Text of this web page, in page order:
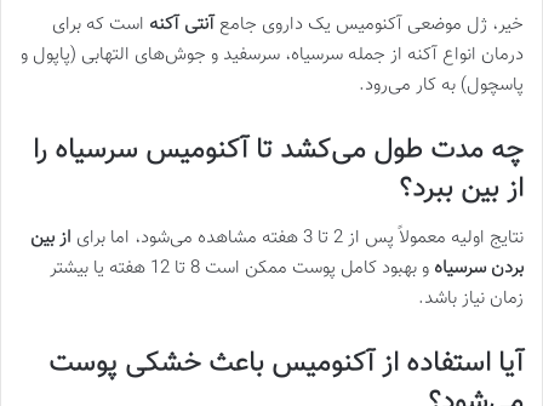
خیر، ژل موضعی آکنومیس یک داروی جامعآنتی آکنه است که برای
درمان انواع آکنه از جمله سرسیاه، سرسفید و جوش‌های التهابی (پاپول و
پاسچول) به کار می‌رود.
چه مدت طول می‌کشد تا آکنومیس سرسیاه را
از بین ببرد؟
نتایج اولیه معمولاً پس از 2 تا 3 هفته مشاهده می‌شود، اما برای
از بین
بردن سرسیاه
و بهبود کامل پوست ممکن است 8 تا 12 هفته یا بیشتر
زمان نیاز باشد.
آیا استفاده از آکنومیس باعث خشکی پوست